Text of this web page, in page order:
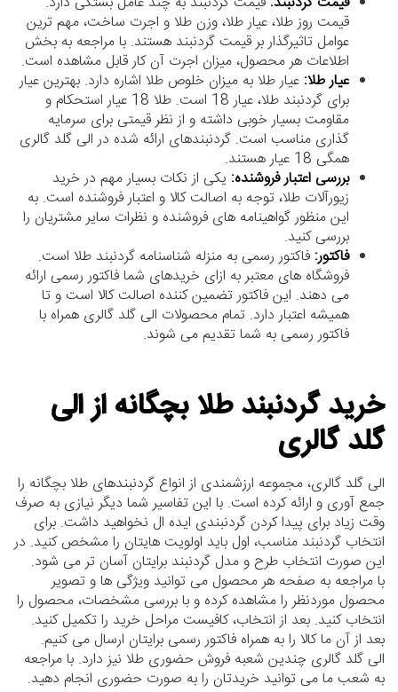
قیمت روز طلا، عیار طلا، وزن طلا و اجرت ساخت، مهم ترین
عوامل تاثیرگذار بر قیمت گردنبند هستند. با مراجعه به بخش
اطلاعات هر محصول، میزان اجرت آن کار قابل مشاهده است.
عیار طلا: عیار طلا به میزان خلوص طلا اشاره دارد. بهترین عیار
برای گردنبند طلا، عیار 18 است. طلا 18 عیار استحکام و
مقاومت بسیار خوبی داشته و از نظر قیمتی برای سرمایه
گذاری مناسب است. گردنبندهای ارائه شده در الی گلد گالری
همگی 18 عیار هستند.
بررسی اعتبار فروشنده: یکی از نکات بسیار مهم در خرید
زیورآلات طلا، توجه به اصالت کالا و اعتبار فروشنده است. به
این منظور گواهینامه های فروشنده و نظرات سایر مشتریان را
بررسی کنید.
فاکتور: فاکتور رسمی به منزله شناسنامه گردنبند طلا است.
فروشگاه های معتبر به ازای خریدهای شما فاکتور رسمی ارائه
می دهند. این فاکتور تضمین کننده اصالت کالا است و تا
همیشه اعتبار دارد. تمام محصولات الی گلد گالری همراه با
فاکتور رسمی به شما تقدیم می شوند.
خرید گردنبند طلا بچگانه از الی
گلد گالری
الی گلد گالری، مجموعه ارزشمندی از انواع گردنبندهای طلا بچگانه را
جمع آوری و ارائه کرده است. با این تفاسیر شما دیگر نیازی به صرف
وقت زیاد برای پیدا کردن گردنبندی ایده ال نخواهید داشت. برای
انتخاب گردنبند مناسب، اول باید اولویت هایتان را مشخص کنید. در
این صورت انتخاب طرح و مدل گردنبند برایتان آسان تر می شود.
با مراجعه به صفحه هر محصول می توانید ویژگی ها و تصویر
محصول موردنظر را مشاهده کرده و با بررسی مشخصات، محصول را
انتخاب کنید. بعد از انتخاب، کافیست مراحل خرید را تکمیل کنید.
بعد از آن ما کالا را به همراه فاکتور رسمی برایتان ارسال می کنیم.
الی گلد گالری چندین شعبه فروش حضوری طلا نیز دارد. با مراجعه
به شعب ما می توانید خریدتان را به صورت حضوری انجام دهید.